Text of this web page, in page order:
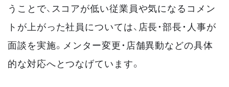
うことで、スコアが低い従業員や気になるコメン
トが上がった社員については、店長・部長・人事が
面談を実施。メンター変更・店舗異動などの具体
的な対応へとつなげています。